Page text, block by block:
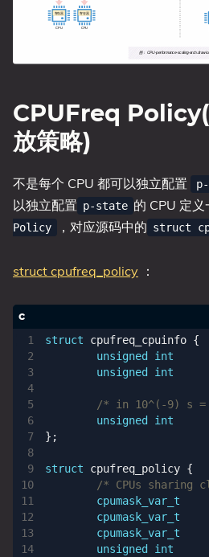
CPUFreq
放策略)
不是每个 CPU 都可以独立配置
以独立配置 p-state 的 CPU 定义
Policy
，对应源码中的 struct
struct cpufreq_policy ：
4
6
7
8
9
10
14
struct cpufreq_cpuinfo {
unsigned
int
unsigned
int
/* in 10^(-9) s =
unsigned
int
};
struct cpufreq_policy {
/* CPUs sharing
cpumask_var_t
cpumask_var_t
cpumask_var_t
unsigned
int